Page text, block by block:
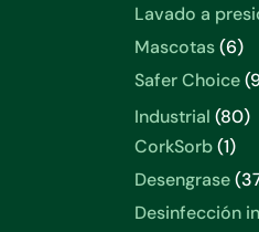
Lavado a
Mascotas 6
Safer Choice
Industrial 80
CorkSorb 1
Desengrase
Desinfección